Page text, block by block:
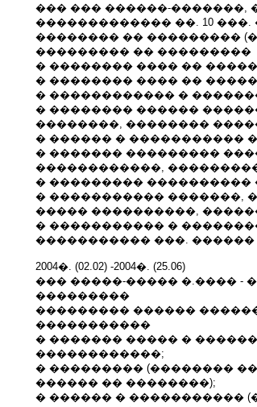
��� ��� ������-�������,
������������� ��. 10
�������� �� ���������
��������� �� ���������
� �������� ���� ��
� �������� ���� ��
� ������������ �
� �������� ������
��������, ��������
� ������ � �����������
� ������� ���������
������������,
� ��������� ����������
� ����������� �������,
����� ����������,
� ����������� �
����������� ���. ������
2004�. (02.02) -2004�. (25.06)
��� �����-����� �.���� -
���������
��������� ������
�����������
� ������� ����� �
������������;
� ��������� (��������
������ �� ��������);
� ������ � �����������